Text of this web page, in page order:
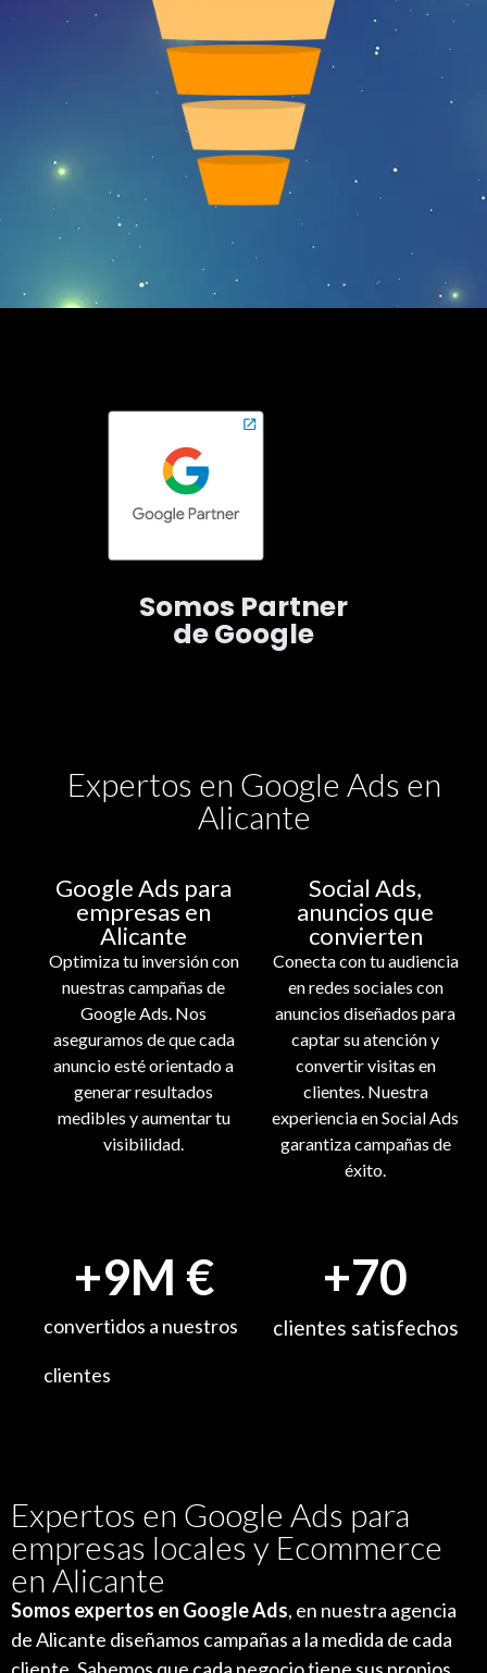
Somos Partner
de Google
Expertos en Google Ads en
Alicante
Google Ads para
empresas en
Alicante
Optimiza tu inversión con
nuestras campañas de
Google Ads. Nos
aseguramos de que cada
anuncio esté orientado a
generar resultados
medibles y aumentar tu
visibilidad.
Social Ads,
anuncios que
convierten
Conecta con tu audiencia
en redes sociales con
anuncios diseñados para
captar su atención y
convertir visitas en
clientes. Nuestra
experiencia en Social Ads
garantiza campañas de
éxito.
convertidos a nuestros
clientes
+9M €
clientes satisfechos
+70
Expertos en Google Ads para
empresas locales y Ecommerce
en Alicante
Somos expertos en Google Ads, en nuestra agencia
de Alicante diseñamos campañas a la medida de cada